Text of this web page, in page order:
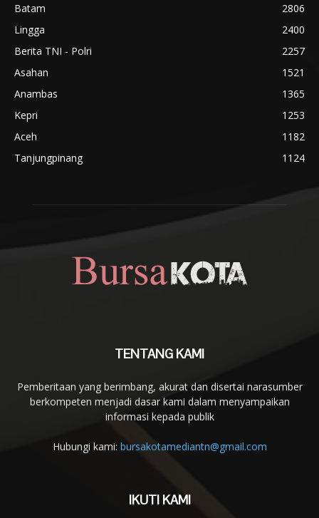
Batam
2806
Lingga
2400
Berita TNI - Polri
2257
Asahan
1521
Anambas
1365
Kepri
1253
Aceh
1182
Tanjungpinang
1124
TENTANG KAMI
Pemberitaan yang berimbang, akurat dan disertai narasumber
berkompeten menjadi dasar kami dalam menyampaikan
informasi kepada publik
Hubungi kami: bursakotamediantn@gmail.com
IKUTI KAMI